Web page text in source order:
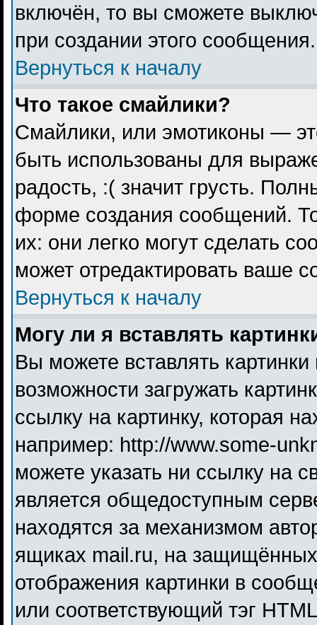
включён, то вы сможете
при создании этого сообщения.
Вернуться к началу
Что такое смайлики?
Смайлики, или эмотиконы —
быть использованы для
радость, :( значит грусть.
форме создания сообщений.
их: они легко могут сделать
может отредактировать ваше
Вернуться к началу
Могу ли я вставлять
Вы можете вставлять
возможности загружать
ссылку на картинку, которая
например: http://www.some-
можете указать ни ссылку на
является общедоступным
находятся за механизмом
ящиках mail.ru, на
отображения картинки в
или соответствующий тэг